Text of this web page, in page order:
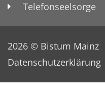
Telefonseelsorge
2026 © Bistum Mainz
Datenschutzerklärung